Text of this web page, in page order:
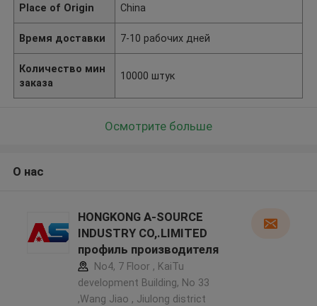
Place of Origin China
Время доставки 7-10 рабочих дней
Количество мин
заказа
10000 штук
Осмотрите больше
О нас
HONGKONG A-SOURCE
INDUSTRY CO,.LIMITED
профиль производителя
No4, 7 Floor , KaiTu
development Building, No 33
,Wang Jiao , Jiulong district